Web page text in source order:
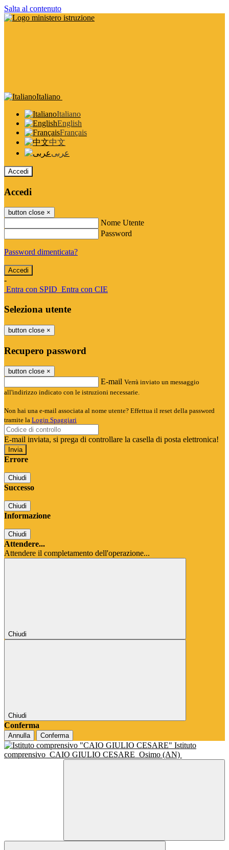
Salta al contenuto
Italiano
Italiano
English
Français
中文
عربى
Accedi
Accedi
button close ×
Nome Utente
Password
Password dimenticata?
-
Entra con SPID Entra con CIE
Seleziona utente
button close ×
Recupero password
button close ×
E-mail Verrà inviato un messaggio
all'indirizzo indicato con le istruzioni necessarie.
Non hai una e-mail associata al nome utente? Effettua il reset della password
tramite la Login Spaggiari
E-mail inviata, si prega di controllare la casella di posta elettronica!
Errore
Chiudi
Successo
Chiudi
Informazione
Chiudi
Attendere...
Attendere il completamento dell'operazione...
Chiudi
Chiudi
Conferma
Annulla Conferma
Istituto
comprensivo CAIO GIULIO CESARE Osimo (AN)